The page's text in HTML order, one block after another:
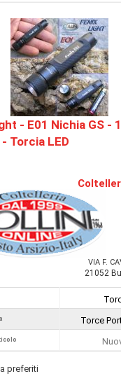
- E01 Nichia GS -
Torcia LED
VIA F.
21052
Torce
preferiti